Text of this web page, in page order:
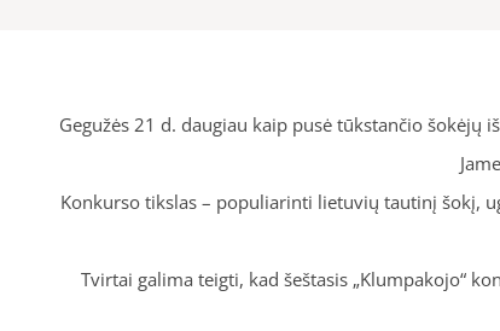
Gegužės 21 d. daugiau kaip pusė tūkstančio
Konkurso tikslas – populiarinti lietuvių tautinį šokį,
Tvirtai galima teigti, kad šeštasis „Klumpakojo“